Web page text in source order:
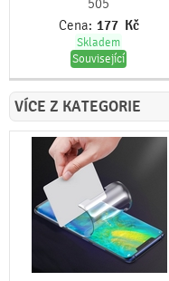
505
Cena: 177 Kč
Skladem
Související
VÍCE Z KATEGORIE